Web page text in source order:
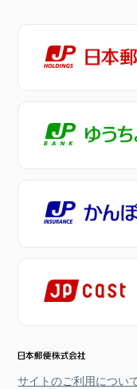
サイトのご利用につい